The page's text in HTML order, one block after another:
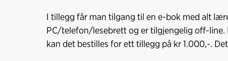
I tillegg får man tilgang til en e-bok med alt
PC/telefon/lesebrett og er tilgjengelig off-
kan det bestilles for ett tillegg på kr 1.000,-.